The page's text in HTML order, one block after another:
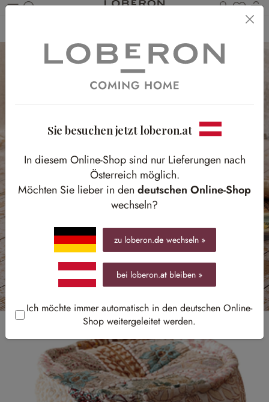
Du
Sie besuchen jetzt loberon.at
In diesem Online-Shop sind nur Lieferungen nach
Österreich möglich.
Möchten Sie lieber in den deutschen Online-Shop
wechseln?
zu loberon.de wechseln »
bei loberon.at bleiben »
Ich möchte immer automatisch in den deutschen Online-
Shop weitergeleitet werden.